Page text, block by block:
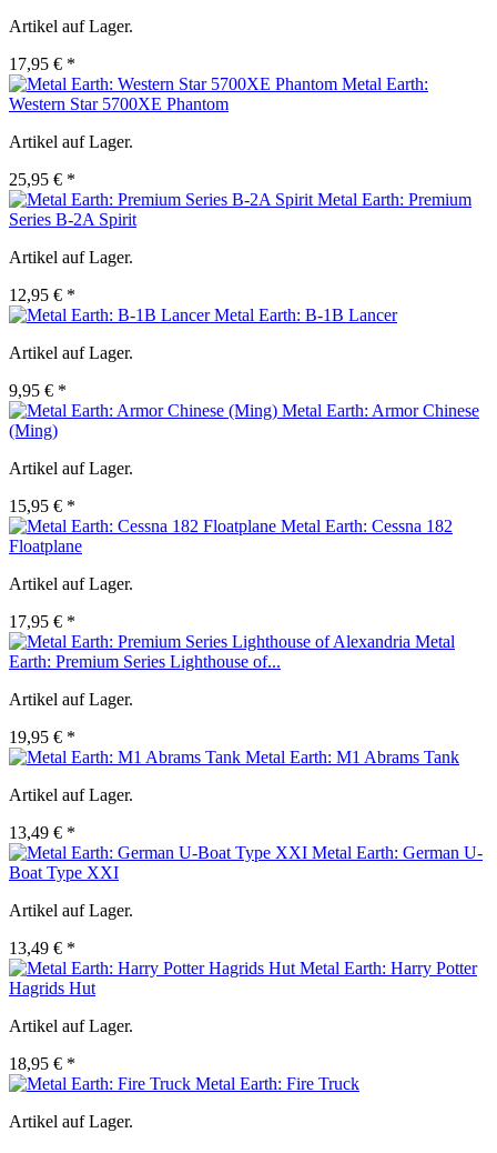
Artikel auf Lager.
17,95 € *
Metal Earth:
Western Star 5700XE Phantom
Artikel auf Lager.
25,95 € *
Metal Earth: Premium
Series B-2A Spirit
Artikel auf Lager.
12,95 € *
Metal Earth: B-1B Lancer
Artikel auf Lager.
9,95 € *
Metal Earth: Armor Chinese
(Ming)
Artikel auf Lager.
15,95 € *
Metal Earth: Cessna 182
Floatplane
Artikel auf Lager.
17,95 € *
Metal
Earth: Premium Series Lighthouse of...
Artikel auf Lager.
19,95 € *
Metal Earth: M1 Abrams Tank
Artikel auf Lager.
13,49 € *
Metal Earth: German U-
Boat Type XXI
Artikel auf Lager.
13,49 € *
Metal Earth: Harry Potter
Hagrids Hut
Artikel auf Lager.
18,95 € *
Metal Earth: Fire Truck
Artikel auf Lager.